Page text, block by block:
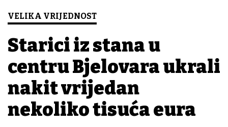
VELIKA VRIJEDNOST
Starici iz stana u
centru Bjelovara ukrali
nakit vrijedan
nekoliko tisuća eura